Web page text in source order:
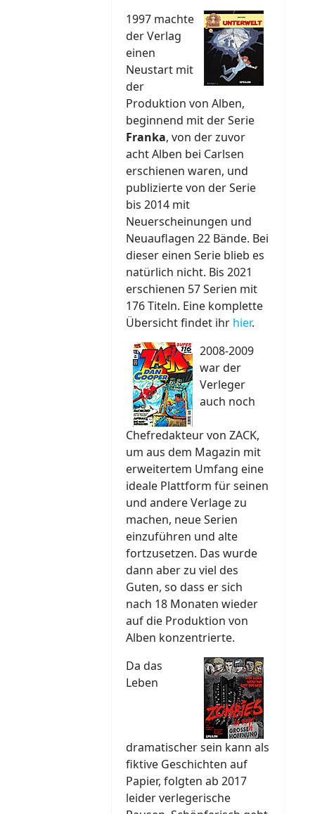
1997 machte
der Verlag
einen
Neustart mit
der
Produktion von Alben,
beginnend mit der Serie
Franka, von der zuvor
acht Alben bei Carlsen
erschienen waren, und
publizierte von der Serie
bis 2014 mit
Neuerscheinungen und
Neuauflagen 22 Bände. Bei
dieser einen Serie blieb es
natürlich nicht. Bis 2021
erschienen 57 Serien mit
176 Titeln. Eine komplette
Übersicht findet ihr hier.
2008-2009
war der
Verleger
auch noch
Chefredakteur von ZACK,
um aus dem Magazin mit
erweitertem Umfang eine
ideale Plattform für seinen
und andere Verlage zu
machen, neue Serien
einzuführen und alte
fortzusetzen. Das wurde
dann aber zu viel des
Guten, so dass er sich
nach 18 Monaten wieder
auf die Produktion von
Alben konzentrierte.
Da das
Leben
dramatischer sein kann als
fiktive Geschichten auf
Papier, folgten ab 2017
leider verlegerische